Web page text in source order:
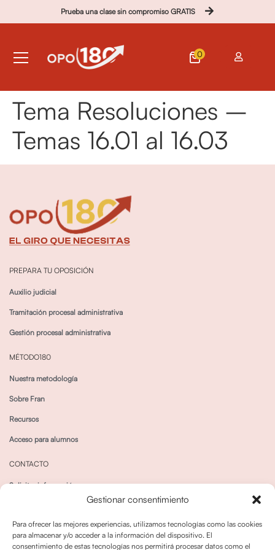
Gestionar consentimiento
Para ofrecer las mejores experiencias, utilizamos tecnologías como las cookies
para almacenar y/o acceder a la información del dispositivo. El
consentimiento de estas tecnologías nos permitirá procesar datos como el
Prueba una clase sin compromiso GRATIS
0
Tema Resoluciones –
Temas 16.01 al 16.03
PREPARA TU OPOSICIÓN
Auxilio judicial
Tramitación procesal administrativa
Gestión procesal administrativa
MÉTODO180
Nuestra metodología
Sobre Fran
Recursos
Acceso para alumnos
CONTACTO
Solicitar información